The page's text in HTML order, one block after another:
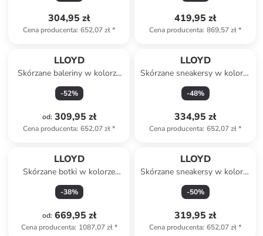
304,95 zł
Cena producenta: 652,07 zł*
419,95 zł
Cena producenta: 869,57 zł*
LLOYD
Skórzane baleriny w kolorze
beżowym
-52%
od: 309,95 zł
Cena producenta: 652,07 zł*
LLOYD
Skórzane sneakersy w kolorze
biało-czarno-jasnobrązowym
-48%
334,95 zł
Cena producenta: 652,07 zł*
LLOYD
Skórzane botki w kolorze
jasnobrązowym
-38%
od: 669,95 zł
Cena producenta: 1087,07 zł*
LLOYD
Skórzane sneakersy w kolorze
białym
-50%
319,95 zł
Cena producenta: 652,07 zł*